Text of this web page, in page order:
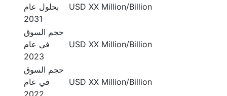
بحلول عام
2031
USD XX Million/Billion
حجم السوق
في عام
2023
USD XX Million/Billion
حجم السوق
في عام
2022
USD XX Million/Billion